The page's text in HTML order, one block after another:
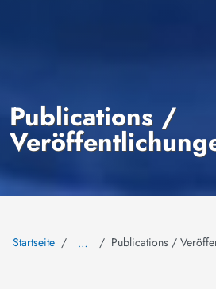
Publications /
Startseite … Publications /